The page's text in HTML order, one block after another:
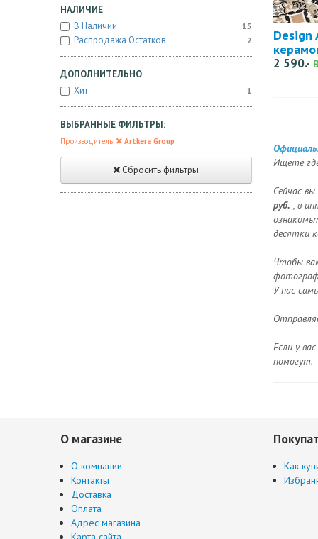
НАЛИЧИЕ
В Наличии
15
Распродажа Остатков 2
ДОПОЛНИТЕЛЬНО
Хит
1
ВЫБРАННЫЕ ФИЛЬТРЫ:
Производитель: Artkera Group
Сбросить фильтры
Design
2 590.-
Ищете
Сейчас
руб. , в
десятки
Чтобы
У нас
Если у
помогут.
О магазине
О компании
Контакты
Доставка
Оплата
Адрес магазина
Как